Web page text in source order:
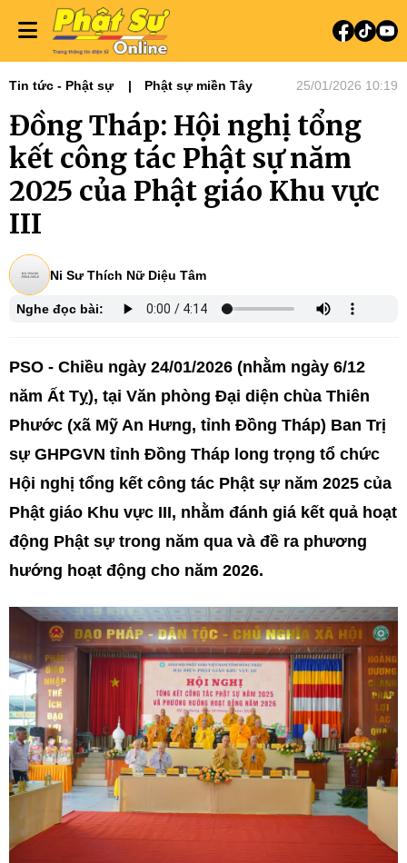
Tin tức - Phật sự Phật sự miền Tây 25/01/2026 10:19
Đồng Tháp: Hội nghị tổng
kết công tác Phật sự năm
2025 của Phật giáo Khu vực
III
Ni Sư Thích Nữ Diệu Tâm
Nghe đọc bài:
PSO - Chiều ngày 24/01/2026 (nhằm ngày 6/12
năm Ất Tỵ), tại Văn phòng Đại diện chùa Thiên
Phước (xã Mỹ An Hưng, tỉnh Đồng Tháp) Ban Trị
sự GHPGVN tỉnh Đồng Tháp long trọng tổ chức
Hội nghị tổng kết công tác Phật sự năm 2025 của
Phật giáo Khu vực III, nhằm đánh giá kết quả hoạt
động Phật sự trong năm qua và đề ra phương
hướng hoạt động cho năm 2026.